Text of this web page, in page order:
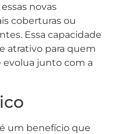
novas
coberturas ou
Essa capacidade
atrativo para quem
evolua junto com a
um benefício que